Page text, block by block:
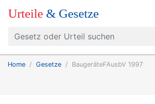
Urteile & Gesetze
Home Gesetze BaugeräteFAusbV 1997